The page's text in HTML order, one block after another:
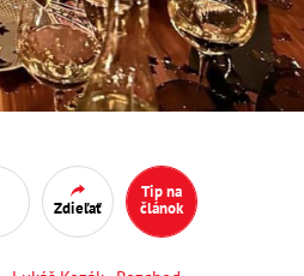
Zdieľať
Tip na
článok